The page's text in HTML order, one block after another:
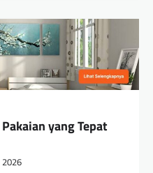
yang Tepat